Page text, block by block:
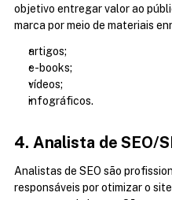
objetivo entregar valor ao
marca por meio de materiais
artigos;
e-books;
vídeos;
infográficos.
4. Analista de SEO/
Analistas de SEO são
responsáveis por otimizar o